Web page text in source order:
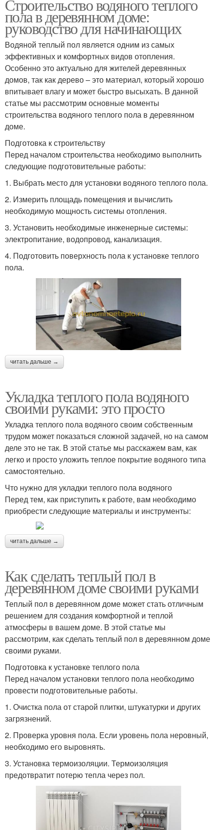
Строительство водяного теплого
пола в деревянном доме:
руководство для начинающих
Водяной теплый пол является одним из самых
эффективных и комфортных видов отопления.
Особенно это актуально для жителей деревянных
домов, так как дерево – это материал, который хорошо
впитывает влагу и может быстро высыхать. В данной
статье мы рассмотрим основные моменты
строительства водяного теплого пола в деревянном
доме.
Подготовка к строительству
Перед началом строительства необходимо выполнить
следующие подготовительные работы:
1. Выбрать место для установки водяного теплого пола.
2. Измерить площадь помещения и вычислить
необходимую мощность системы отопления.
3. Установить необходимые инженерные системы:
электропитание, водопровод, канализация.
4. Подготовить поверхность пола к установке теплого
пола.
читать дальше →
Укладка теплого пола водяного
своими руками: это просто
Укладка теплого пола водяного своим собственным
трудом может показаться сложной задачей, но на самом
деле это не так. В этой статье мы расскажем вам, как
легко и просто уложить теплое покрытие водяного типа
самостоятельно.
Что нужно для укладки теплого пола водяного
Перед тем, как приступить к работе, вам необходимо
приобрести следующие материалы и инструменты:
читать дальше →
Как сделать теплый пол в
деревянном доме своими руками
Теплый пол в деревянном доме может стать отличным
решением для создания комфортной и теплой
атмосферы в вашем доме. В этой статье мы
рассмотрим, как сделать теплый пол в деревянном доме
своими руками.
Подготовка к установке теплого пола
Перед началом установки теплого пола необходимо
провести подготовительные работы.
1. Очистка пола от старой плитки, штукатурки и других
загрязнений.
2. Проверка уровня пола. Если уровень пола неровный,
необходимо его выровнять.
3. Установка термоизоляции. Термоизоляция
предотвратит потерю тепла через пол.